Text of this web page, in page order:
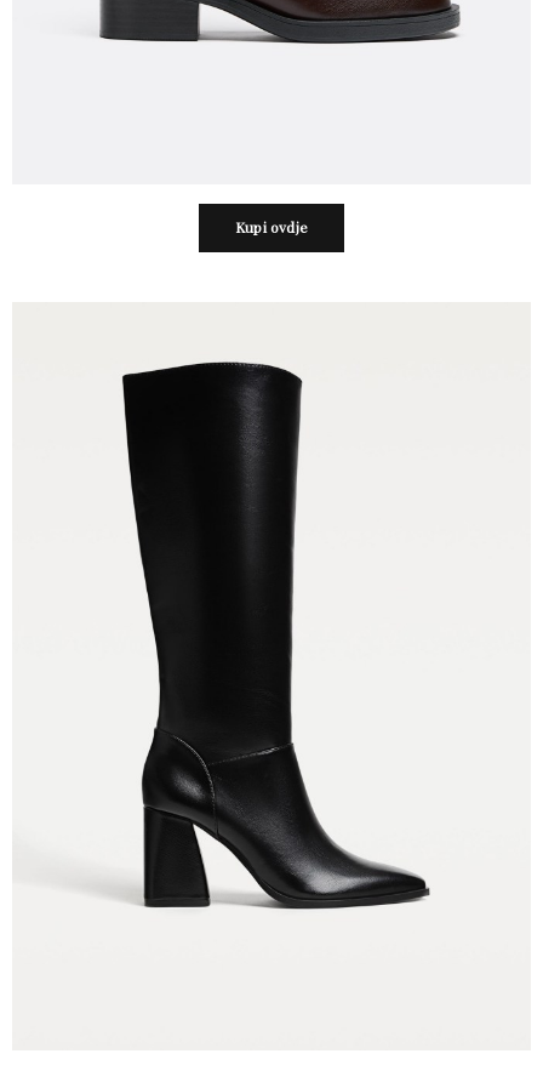
Kupi ovdje